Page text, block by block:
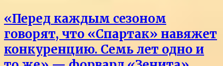
«Перед каждым сезоном
говорят, что «Спартак» навяжет
конкуренцию. Семь лет одно и